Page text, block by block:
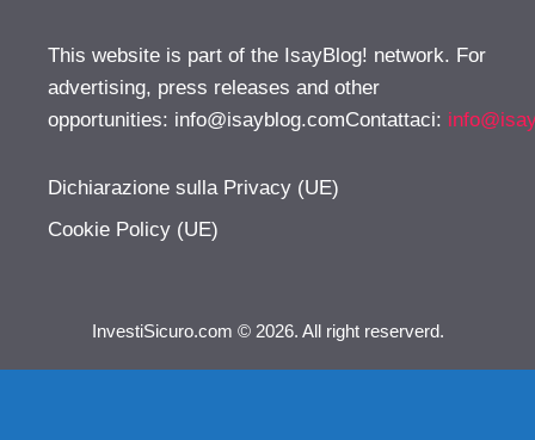
This website is part of the IsayBlog! network. For
advertising, press releases and other
opportunities: info@isayblog.comContattaci:
Dichiarazione sulla Privacy (UE)
Cookie Policy (UE)
InvestiSicuro.com © 2026. All right reserverd.